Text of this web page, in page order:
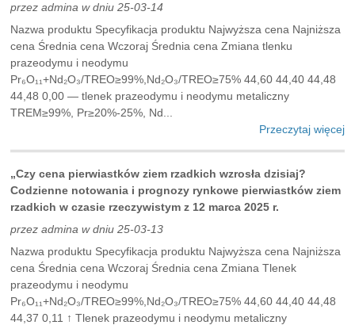
przez admina w dniu 25-03-14
Nazwa produktu Specyfikacja produktu Najwyższa cena Najniższa
cena Średnia cena Wczoraj Średnia cena Zmiana tlenku
prazeodymu i neodymu
Pr₆O₁₁+Nd₂O₃/TREO≥99%,Nd₂O₃/TREO≥75% 44,60 44,40 44,48
44,48 0,00 — tlenek prazeodymu i neodymu metaliczny
TREM≥99%, Pr≥20%-25%, Nd...
Przeczytaj więcej
„Czy cena pierwiastków ziem rzadkich wzrosła dzisiaj?
Codzienne notowania i prognozy rynkowe pierwiastków ziem
rzadkich w czasie rzeczywistym z 12 marca 2025 r.
przez admina w dniu 25-03-13
Nazwa produktu Specyfikacja produktu Najwyższa cena Najniższa
cena Średnia cena Wczoraj Średnia cena Zmiana Tlenek
prazeodymu i neodymu
Pr₆O₁₁+Nd₂O₃/TREO≥99%,Nd₂O₃/TREO≥75% 44,60 44,40 44,48
44,37 0,11 ↑ Tlenek prazeodymu i neodymu metaliczny